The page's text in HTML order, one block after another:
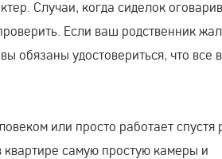
Случаи, когда сиделок
Если ваш родственник
обязаны удостовериться, что все в
или просто работает спустя
квартире самую простую камеры и